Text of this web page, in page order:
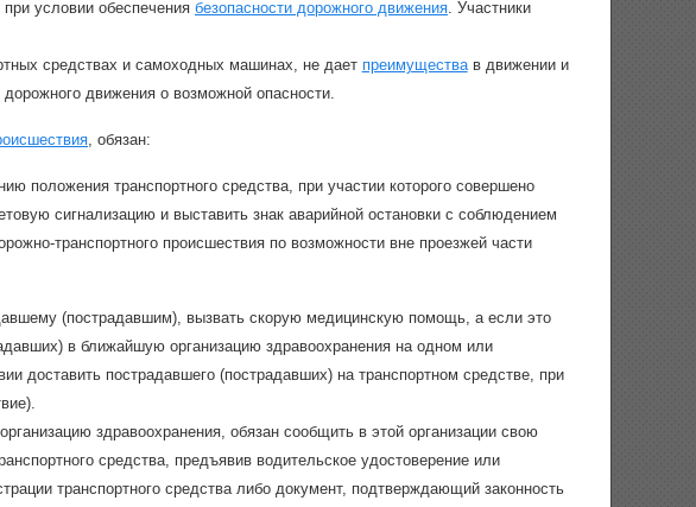
условии обеспечения безопасности дорожного движения. Участники
средствах и самоходных машинах, не дает преимуществав движении и
движения о возможной опасности.
, обязан:
положения транспортного средства, при участии которого совершено
сигнализацию и выставить знак аварийной остановки с соблюдением
транспортного происшествия по возможности вне проезжей части
(пострадавшим), вызвать скорую медицинскую помощь, а если это
в ближайшую организацию здравоохранения на одном или
доставить пострадавшего (пострадавших) на транспортном средстве, при
здравоохранения, обязан сообщить в этой организации свою
средства, предъявив водительское удостоверение или
транспортного средства либо документ, подтверждающий законность